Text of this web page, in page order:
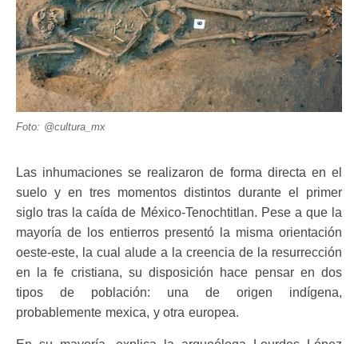
Foto: @cultura_mx
Las inhumaciones se realizaron de forma directa en el
suelo y en tres momentos distintos durante el primer
siglo tras la caída de México-Tenochtitlan. Pese a que la
mayoría de los entierros presentó la misma orientación
oeste-este, la cual alude a la creencia de la resurrección
en la fe cristiana, su disposición hace pensar en dos
tipos de población: una de origen indígena,
probablemente mexica, y otra europea.